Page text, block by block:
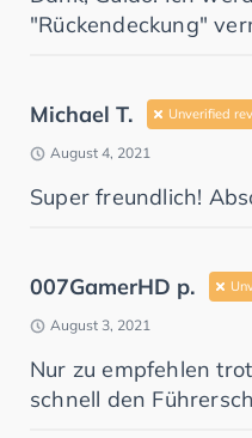
"Rückendeckung"
Michael T. Unverified
August 4, 2021
Super freundlich!
007GamerHD p.
August 3, 2021
Nur zu empfehlen
schnell den